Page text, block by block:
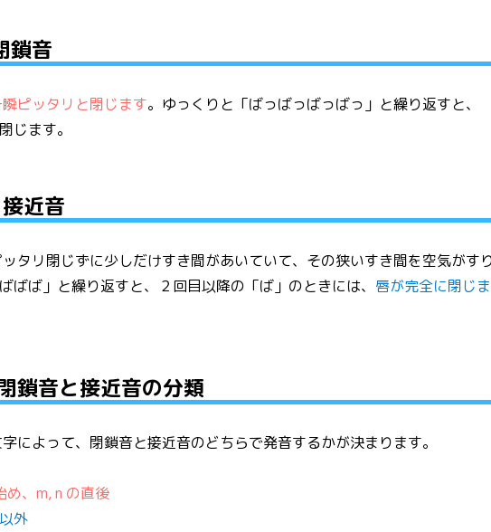
鎖音
瞬ピッタリと閉じます。ゆっくりと「ばっばっばっばっ」と繰り返すと、
じます。
近音
タリ閉じずに少しだけすき間があいていて、その狭いすき間を空気がす
ばば」と繰り返すと、２回目以降の「ば」のときには、 唇が完全に閉じま
鎖音と接近音の分類
によって、閉鎖音と接近音のどちらで発音するかが決まります。
め、m, n の直後
外